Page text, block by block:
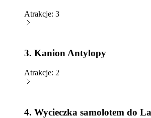
Atrakcje: 3
3. Kanion Antylopy
Atrakcje: 2
4. Wycieczka samolotem do